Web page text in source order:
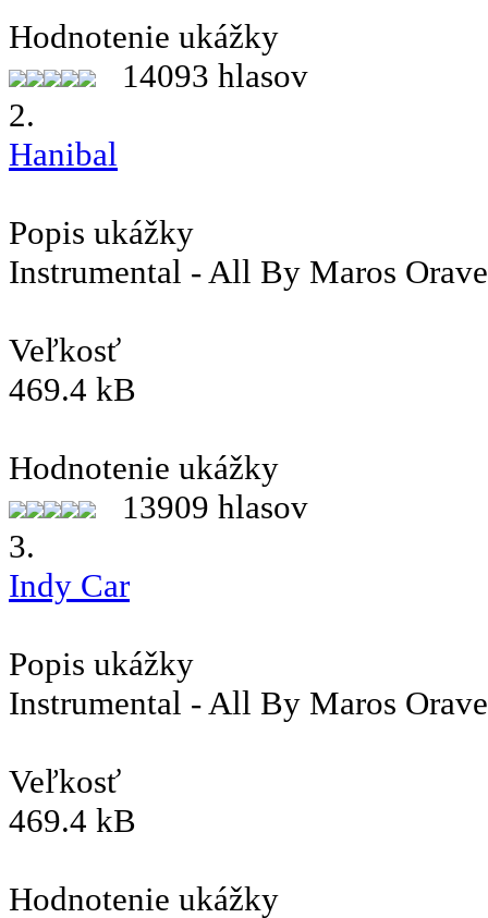
Hodnotenie ukážky
14093 hlasov
2.
Hanibal
Popis ukážky
Instrumental - All By Maros
Veľkosť
469.4 kB
Hodnotenie ukážky
13909 hlasov
3.
Indy Car
Popis ukážky
Instrumental - All By Maros
Veľkosť
469.4 kB
Hodnotenie ukážky